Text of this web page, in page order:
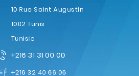
10 Rue Saint Augustin
1002 Tunis
Tunisie
+216 31 31 00 00
+216 32 40 66 06